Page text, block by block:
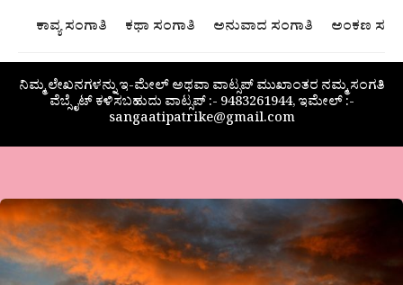
ಕಾವ್ಯ ಸಂಗಾತಿ ಕಥಾ ಸಂಗಾತಿ ಅನುವಾದ ಸಂಗಾತಿ ಅಂಕಣ
ನಿಮ್ಮ ಲೇಖನಗಳನ್ನು ಇ-ಮೇಲ್ ಅಥವಾ ವಾಟ್ಸಪ್ ಮುಖಾಂತರ ನಮ್ಮ ಸಂಗತಿ
ವೆಬ್ಸೈಟ್ ಕಳಿಸಬಹುದು ವಾಟ್ಸಪ್‌ :- 9483261944, ಇಮೇಲ್ :-
sangaatipatrike@gmail.com
ಮರುಳಸಿದ್ದಪ್ಪ
ದೊಡ್ಡಮನಿ
ಅವರ
ಶಾಯಿರಿಗಳು